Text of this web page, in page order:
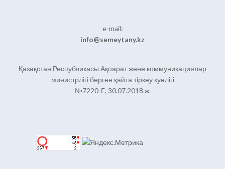
e-mail:
info@semeytany.kz
Қазақстан Республикасы Ақпарат және коммуникациялар
министрлігі берген қайта тіркеу куәлігі
№7220-Г, 30.07.2018.ж.